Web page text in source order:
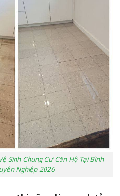
Sinh Chung Cư Căn Hộ Tại Bình
Nghiệp 2026